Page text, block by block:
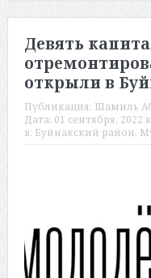
Девять
открыли в
Публикация: Шамиль
Дата: 01 сентября, 2022
в: Буйнакский район,